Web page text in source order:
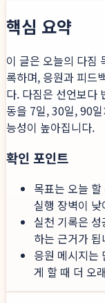
핵심 요약
이 글은 오늘의 다짐
록하며, 응원과 피드
다. 다짐은 선언보다
동을 7일, 30일, 90
능성이 높아집니다.
확인 포인트
목표는 오늘
실행 장벽이
실천 기록은
하는 근거가 됩
응원 메시지는
게 할 때 더 오